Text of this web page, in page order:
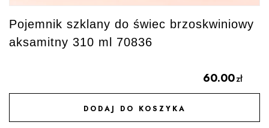
Pojemnik szklany do świec brzoskwiniowy
aksamitny 310 ml 70836
60.00zł
DODAJ DO KOSZYKA
DODAJ DO ULUBIONYCH